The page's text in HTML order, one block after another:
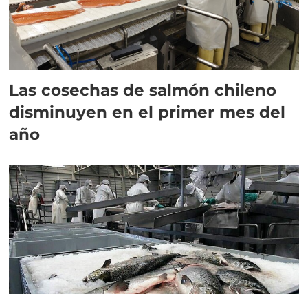
Las cosechas de salmón chileno
disminuyen en el primer mes del
año